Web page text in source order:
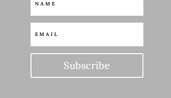
Subscribe